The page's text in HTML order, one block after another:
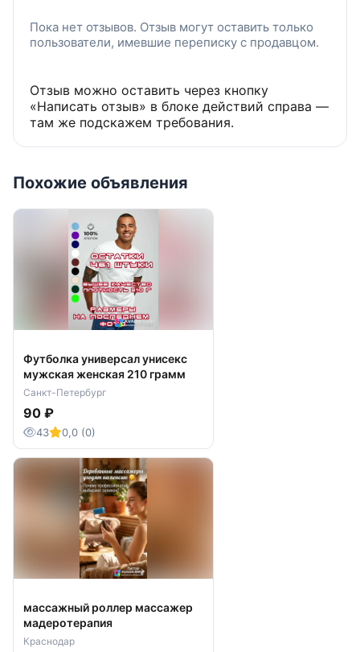
Пока нет отзывов. Отзыв могут оставить только
пользователи, имевшие переписку с продавцом.
Отзыв можно оставить через кнопку
«Написать отзыв» в блоке действий справа —
там же подскажем требования.
Похожие объявления
Футболка универсал унисекс
мужская женская 210 грамм
Санкт-Петербург
90 ₽
43 0,0 (0)
массажный роллер массажер
мадеротерапия
Краснодар